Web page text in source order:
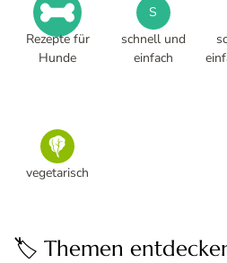
Rezepte für
Hunde
S
schnell und
einfach
vegetarisch
🏷️ Themen